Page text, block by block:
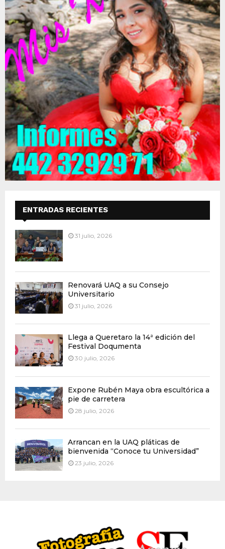
ENTRADAS RECIENTES
31 julio, 2026
Renovará UAQ a su Consejo
Universitario
31 julio, 2026
Llega a Queretaro la 14ª edición del
Festival Doqumenta
30 julio, 2026
Expone Rubén Maya obra escultórica a
pie de carretera
28 julio, 2026
Arrancan en la UAQ pláticas de
bienvenida “Conoce tu Universidad”
23 julio, 2026